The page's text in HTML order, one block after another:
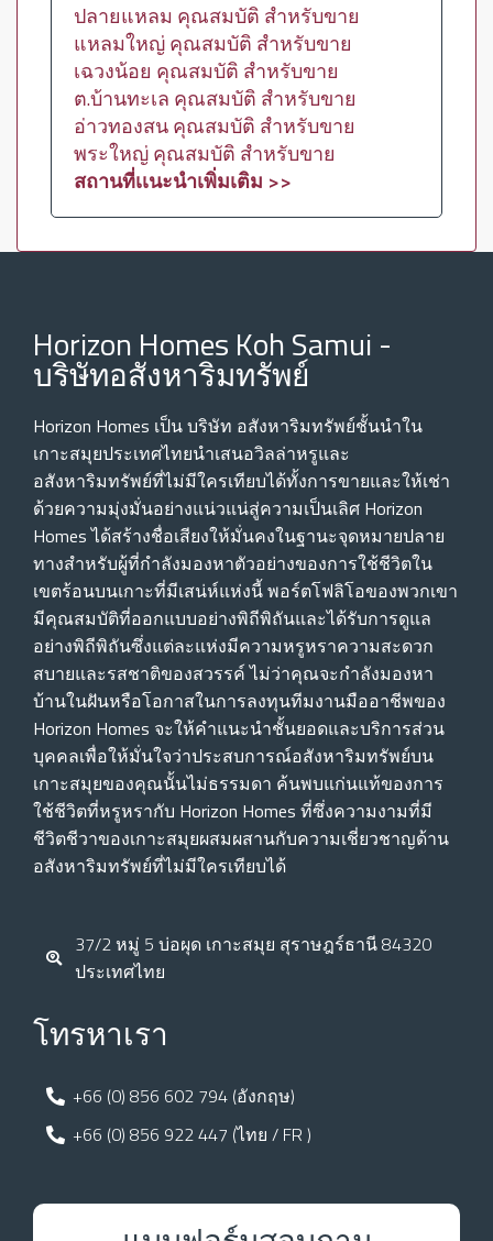
ปลายแหลม คุณสมบัติ สำหรับขาย
แหลมใหญ่ คุณสมบัติ สำหรับขาย
เฉวงน้อย คุณสมบัติ สำหรับขาย
ต.บ้านทะเล คุณสมบัติ สำหรับขาย
อ่าวทองสน คุณสมบัติ สำหรับขาย
พระใหญ่ คุณสมบัติ สำหรับขาย
สถานที่เเนะนำเพิ่มเติม >>
Horizon Homes Koh Samui -
บริษัทอสังหาริมทรัพย์
Horizon Homes เป็น บริษัท อสังหาริมทรัพย์ชั้นนําใน
เกาะสมุยประเทศไทยนําเสนอวิลล่าหรูและ
อสังหาริมทรัพย์ที่ไม่มีใครเทียบได้ทั้งการขายและให้เช่า
ด้วยความมุ่งมั่นอย่างแน่วแน่สู่ความเป็นเลิศ Horizon
Homes ได้สร้างชื่อเสียงให้มั่นคงในฐานะจุดหมายปลาย
ทางสําหรับผู้ที่กําลังมองหาตัวอย่างของการใช้ชีวิตใน
เขตร้อนบนเกาะที่มีเสน่ห์แห่งนี้ พอร์ตโฟลิโอของพวกเขา
มีคุณสมบัติที่ออกแบบอย่างพิถีพิถันและได้รับการดูแล
อย่างพิถีพิถันซึ่งแต่ละแห่งมีความหรูหราความสะดวก
สบายและรสชาติของสวรรค์ ไม่ว่าคุณจะกําลังมองหา
บ้านในฝันหรือโอกาสในการลงทุนทีมงานมืออาชีพของ
Horizon Homes จะให้คําแนะนําชั้นยอดและบริการส่วน
บุคคลเพื่อให้มั่นใจว่าประสบการณ์อสังหาริมทรัพย์บน
เกาะสมุยของคุณนั้นไม่ธรรมดา ค้นพบแก่นแท้ของการ
ใช้ชีวิตที่หรูหรากับ Horizon Homes ที่ซึ่งความงามที่มี
ชีวิตชีวาของเกาะสมุยผสมผสานกับความเชี่ยวชาญด้าน
อสังหาริมทรัพย์ที่ไม่มีใครเทียบได้
37/2 หมู่ 5 บ่อผุด เกาะสมุย สุราษฎร์ธานี 84320
ประเทศไทย
โทรหาเรา
+66 (0) 856 602 794 (อังกฤษ)
+66 (0) 856 922 447 (ไทย / FR )